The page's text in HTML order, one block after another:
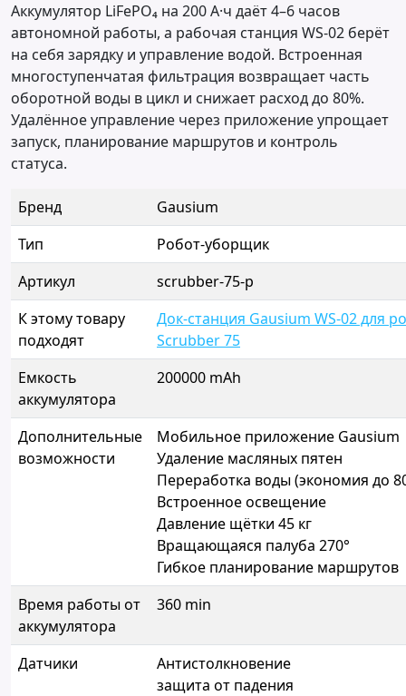
Аккумулятор LiFePO₄ на 200 А·ч даёт 4–6 часов
автономной работы, а рабочая станция WS-02 берёт
на себя зарядку и управление водой. Встроенная
многоступенчатая фильтрация возвращает часть
оборотной воды в цикл и снижает расход до 80%.
Удалённое управление через приложение упрощает
запуск, планирование маршрутов и контроль
статуса.
Бренд
Gausium
Тип
Робот-уборщик
Артикул
scrubber-75-p
К этому товару
подходят
Док-станция Gausium WS-02 для
Scrubber 75
Емкость
аккумулятора
200000 mAh
Дополнительные
возможности
Мобильное приложение Gausium
Удаление масляных пятен
Переработка воды (экономия до
Встроенное освещение
Давление щётки 45 кг
Вращающаяся палуба 270°
Гибкое планирование маршрутов
Время работы от
аккумулятора
360 min
Датчики
Антистолкновение
защита от падения